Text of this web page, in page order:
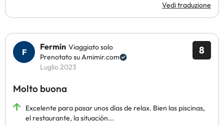
Vedi traduzione
8
Fermín Viaggiato solo
Prenotato su Amimir.com
Luglio 2023
Molto buona
Excelente para pasar unos días de relax. Bien las piscinas,
el restaurante, la situación...